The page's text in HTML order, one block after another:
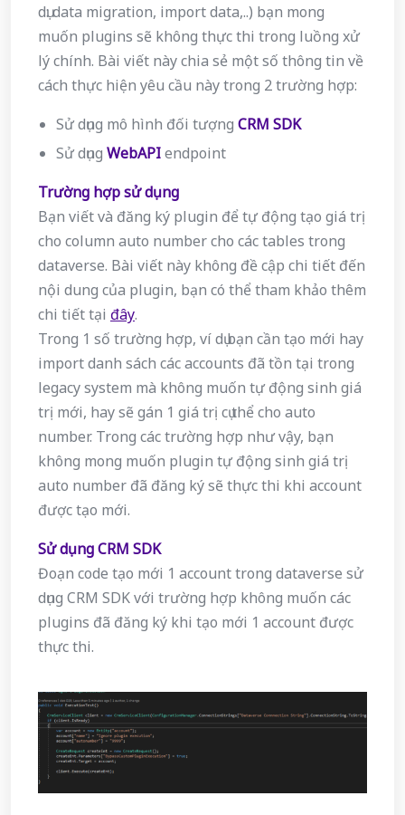
dụ: data migration, import data,..) bạn mong
muốn plugins sẽ không thực thi trong luồng xử
lý chính. Bài viết này chia sẻ một số thông tin về
cách thực hiện yêu cầu này trong 2 trường hợp:
Sử dụng mô hình đối tượng CRM SDK
Sử dụng WebAPIendpoint
Trường hợp sử dụng
Bạn viết và đăng ký plugin để tự động tạo giá trị
cho column auto number cho các tables trong
dataverse. Bài viết này không đề cập chi tiết đến
nội dung của plugin, bạn có thể tham khảo thêm
chi tiết tại đây.
Trong 1 số trường hợp, ví dụ bạn cần tạo mới hay
import danh sách các accounts đã tồn tại trong
legacy system mà không muốn tự động sinh giá
trị mới, hay sẽ gán 1 giá trị cụ thể cho auto
number. Trong các trường hợp như vậy, bạn
không mong muốn plugin tự động sinh giá trị
auto number đã đăng ký sẽ thực thi khi account
được tạo mới.
Sử dụng CRM SDK
Đoạn code tạo mới 1 account trong dataverse sử
dụng CRM SDK với trường hợp không muốn các
plugins đã đăng ký khi tạo mới 1 account được
thực thi.